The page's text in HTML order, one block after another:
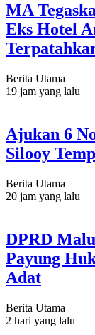
MA
Eks Hotel
Berita Utama
19 jam yang lalu
Ajukan 6
Silooy
Berita Utama
20 jam yang lalu
DPRD
Payung
Adat
Berita Utama
2 hari yang lalu